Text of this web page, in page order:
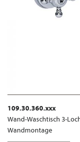
109.30.360.xxx
Wand-Waschtisch 3-
Wandmontage